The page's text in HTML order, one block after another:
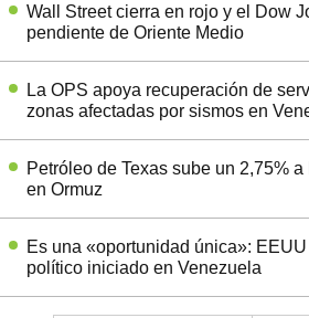
Wall Street cierra en rojo y el Dow
pendiente de Oriente Medio
La OPS apoya recuperación de
zonas afectadas por sismos en
Petróleo de Texas sube un 2,75%
en Ormuz
Es una «oportunidad única»:
político iniciado en Venezuela